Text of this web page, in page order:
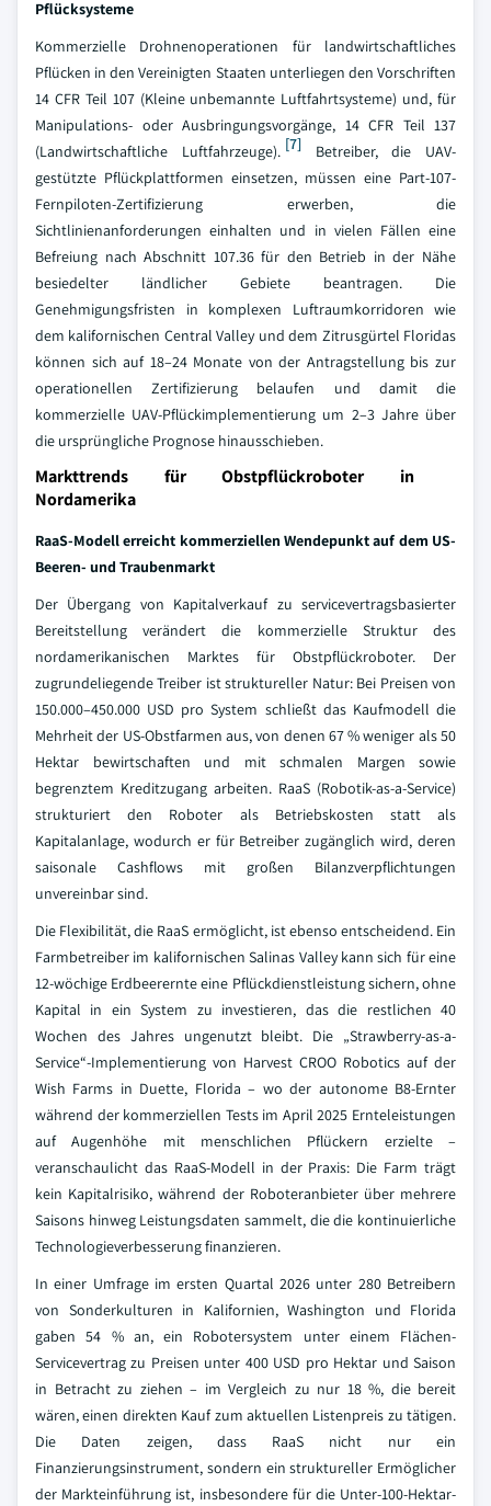
Pflücksysteme
Kommerzielle Drohnenoperationen für landwirtschaftliches
Pflücken in den Vereinigten Staaten unterliegen den Vorschriften
14 CFR Teil 107 (Kleine unbemannte Luftfahrtsysteme) und, für
Manipulations- oder Ausbringungsvorgänge, 14 CFR Teil 137
(Landwirtschaftliche Luftfahrzeuge). [7]Betreiber, die UAV-
gestützte Pflückplattformen einsetzen, müssen eine Part-107-
Fernpiloten-Zertifizierung erwerben, die
Sichtlinienanforderungen einhalten und in vielen Fällen eine
Befreiung nach Abschnitt 107.36 für den Betrieb in der Nähe
besiedelter ländlicher Gebiete beantragen. Die
Genehmigungsfristen in komplexen Luftraumkorridoren wie
dem kalifornischen Central Valley und dem Zitrusgürtel Floridas
können sich auf 18–24 Monate von der Antragstellung bis zur
operationellen Zertifizierung belaufen und damit die
kommerzielle UAV-Pflückimplementierung um 2–3 Jahre über
die ursprüngliche Prognose hinausschieben.
Markttrends für Obstpflückroboter in
Nordamerika
RaaS-Modell erreicht kommerziellen Wendepunkt auf dem US-
Beeren- und Traubenmarkt
Der Übergang von Kapitalverkauf zu servicevertragsbasierter
Bereitstellung verändert die kommerzielle Struktur des
nordamerikanischen Marktes für Obstpflückroboter. Der
zugrundeliegende Treiber ist struktureller Natur: Bei Preisen von
150.000–450.000 USD pro System schließt das Kaufmodell die
Mehrheit der US-Obstfarmen aus, von denen 67 % weniger als 50
Hektar bewirtschaften und mit schmalen Margen sowie
begrenztem Kreditzugang arbeiten. RaaS (Robotik-as-a-Service)
strukturiert den Roboter als Betriebskosten statt als
Kapitalanlage, wodurch er für Betreiber zugänglich wird, deren
saisonale Cashflows mit großen Bilanzverpflichtungen
unvereinbar sind.
Die Flexibilität, die RaaS ermöglicht, ist ebenso entscheidend. Ein
Farmbetreiber im kalifornischen Salinas Valley kann sich für eine
12-wöchige Erdbeerernte eine Pflückdienstleistung sichern, ohne
Kapital in ein System zu investieren, das die restlichen 40
Wochen des Jahres ungenutzt bleibt. Die „Strawberry-as-a-
Service“-Implementierung von Harvest CROO Robotics auf der
Wish Farms in Duette, Florida – wo der autonome B8-Ernter
während der kommerziellen Tests im April 2025 Ernteleistungen
auf Augenhöhe mit menschlichen Pflückern erzielte –
veranschaulicht das RaaS-Modell in der Praxis: Die Farm trägt
kein Kapitalrisiko, während der Roboteranbieter über mehrere
Saisons hinweg Leistungsdaten sammelt, die die kontinuierliche
Technologieverbesserung finanzieren.
In einer Umfrage im ersten Quartal 2026 unter 280 Betreibern
von Sonderkulturen in Kalifornien, Washington und Florida
gaben 54 % an, ein Robotersystem unter einem Flächen-
Servicevertrag zu Preisen unter 400 USD pro Hektar und Saison
in Betracht zu ziehen – im Vergleich zu nur 18 %, die bereit
wären, einen direkten Kauf zum aktuellen Listenpreis zu tätigen.
Die Daten zeigen, dass RaaS nicht nur ein
Finanzierungsinstrument, sondern ein struktureller Ermöglicher
der Markteinführung ist, insbesondere für die Unter-100-Hektar-